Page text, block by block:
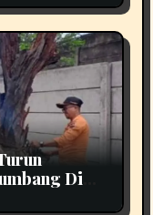
Di